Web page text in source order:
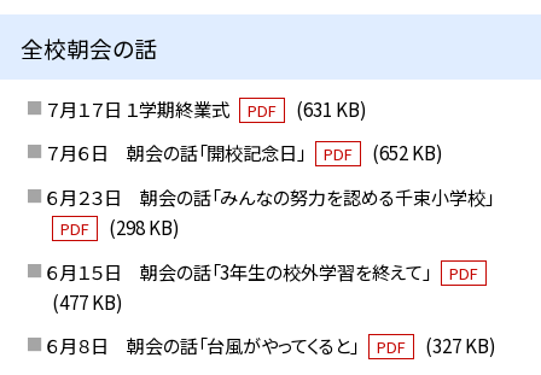
全校朝会の話
７月１７日 １学期終業式 PDF
(631 KB)
７月６日 朝会の話「開校記念日」
PDF
(652 KB)
６月２３日 朝会の話「みんなの努力を認める千束小学校」
PDF
(298 KB)
６月１５日 朝会の話「3年生の校外学習を終えて」
PDF
(477 KB)
６月８日 朝会の話「台風がやってくると」
PDF
(327 KB)